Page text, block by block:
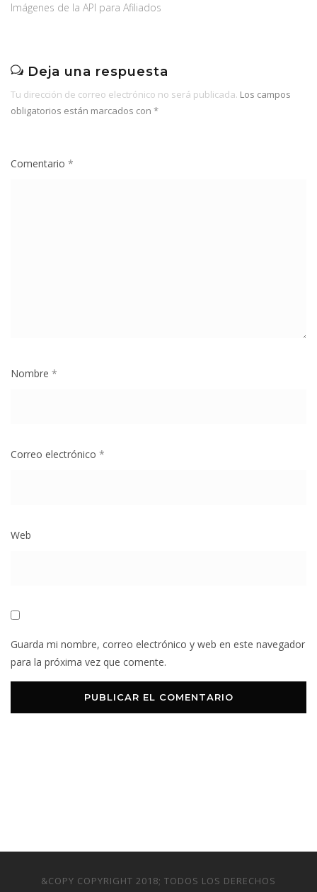
Imágenes de la API para Afiliados
Deja una respuesta
Tu dirección de correo electrónico no será publicada. Los campos
obligatorios están marcados con *
Comentario *
Nombre *
Correo electrónico *
Web
Guarda mi nombre, correo electrónico y web en este navegador
para la próxima vez que comente.
&COPY COPYRIGHT 2018; TODOS LOS DERECHOS